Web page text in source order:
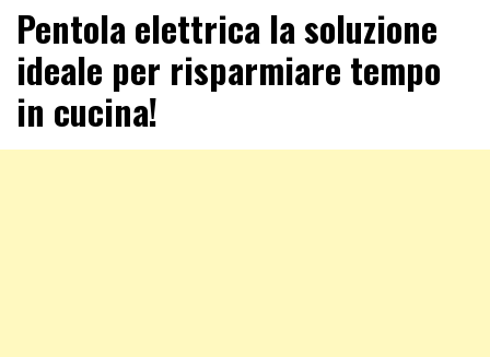
Pentola elettrica la soluzione
ideale per risparmiare tempo
in cucina!